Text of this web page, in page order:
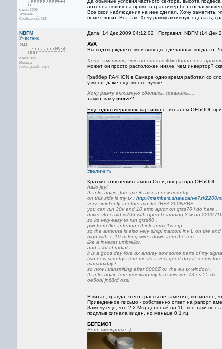
с мая 2005
Украина
Сообщений: 188
Да обычные условия частного сектора, высота
антенна включена прямо в трансивер без
Все свои наблюдения на нее сделал. Хочу заметить,
помех ловит. Вот так. Хочу рамку активную сделать,
NBFM
Участник
с ноя 2005
Москва
Сообщений: 3348
Дата: 14 Дек 2009 04:12:02 · Поправил: NBFM (14 Дек
AVA
Вы подтверждаете мои выводы, сделанные когда то.
Хочу заметить, что на диполь 40м диапазона
может он просто расположен иначе, чем инвертор?
Граббер RA4HGN в Самаре одно время работал со
у меня, даже еще много лучше.
Хочу рамку активную сделать, сравнить....
такую, как у morze?
Еще одна вчерашняя картинка с сигналом OE5ODL
Увеличить
Краткие пояснения самого Осси, оператора OE5ODL:
hallo jay!
thanks again ,fore me its also a new country .
on this side is my tx : http://members.shaw.ca/ve7sl/
very simpl only another mosfet IRFP 260NPBF
you can run 30v and 10 amp aprox on qrss70 i do here .
driver vfo is old ic706 with open tx running 3 w on 2200 /
so its very easy to run qrss60 .
pwr from the antenna i think aprox 1w erp.
so the antenna is also very simpl marconi inv L on the end
high with 7 ,10 m long wires down from the top.
like a invertet umbrellor.
and a lot of radials .
it is a good day fore dx andrey sow some parts of my
two new countrys fore me its a very good day it seems
marconiday !
so now i transmiting after 0000Z on the eu tx window .
thanks again fore receiving my transmission 73 es 55 dx
oe5odl jn68rd ossi
В китае, правда, я его трассы не заметил, возможно,
Приведенное письмо - собственно ответ на рапорт
Замечу еще, что 2.2 Мгц деленый на 16- все таки по
подплыв сигнала виден, но меньше 0.1 гц.
БЕГЕМОТ
Вот, смотрите ;)